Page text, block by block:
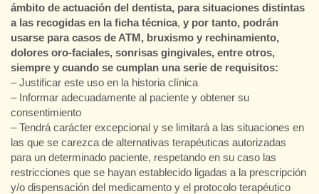
ámbito de actuación del dentista, para situaciones distintas
a las recogidas en la ficha técnica, y por tanto, podrán
usarse para casos de ATM, bruxismo y rechinamiento,
dolores oro-faciales, sonrisas gingivales, entre otros,
siempre y cuando se cumplan una serie de requisitos:
– Justificar este uso en la historia clínica
– Informar adecuadamente al paciente y obtener su
consentimiento
– Tendrá carácter excepcional y se limitará a las situaciones en
las que se carezca de alternativas terapéuticas autorizadas
para un determinado paciente, respetando en su caso las
restricciones que se hayan establecido ligadas a la prescripción
y/o dispensación del medicamento y el protocolo terapéutico